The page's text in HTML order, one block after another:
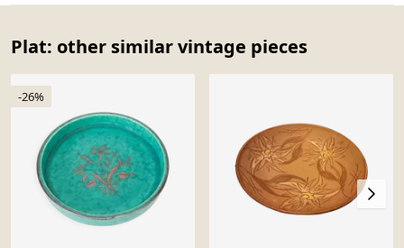
Plat: other similar vintage pieces
-26%